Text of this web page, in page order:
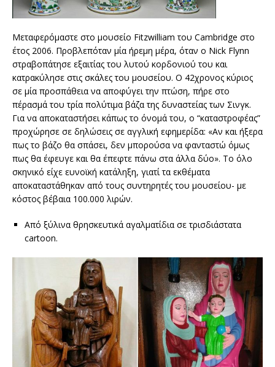
Μεταφερόμαστε στο μουσείο Fitzwilliam του Cambridge στο
έτος 2006. Προβλεπόταν μία ήρεμη μέρα, όταν ο Nick Flynn
στραβοπάτησε εξαιτίας του λυτού κορδονιού του και
κατρακύλησε στις σκάλες του μουσείου. Ο 42χρονος κύριος
σε μία προσπάθεια να αποφύγει την πτώση, πήρε στο
πέρασμά του τρία πολύτιμα βάζα της δυναστείας των Σινγκ.
Για να αποκαταστήσει κάπως το όνομά του, ο “καταστροφέας”
προχώρησε σε δηλώσεις σε αγγλική εφημερίδα: «Αν και ήξερα
πως το βάζο θα σπάσει, δεν μπορούσα να φανταστώ όμως
πως θα έφευγε και θα έπεφτε πάνω στα άλλα δύο». Το όλο
σκηνικό είχε ευνοϊκή κατάληξη, γιατί τα εκθέματα
αποκαταστάθηκαν από τους συντηρητές του μουσείου- με
κόστος βέβαια 100.000 λιρών.
Από ξύλινα θρησκευτικά αγαλματίδια σε τρισδιάστατα
cartoon.